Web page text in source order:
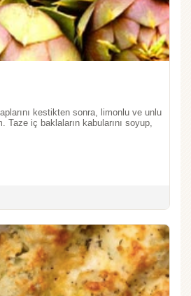
kestikten sonra, limonlu ve unlu
Taze iç baklaların kabularını soyup,